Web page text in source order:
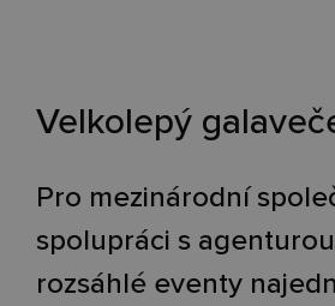
Velkolepý
Pro mezinárodní
spolupráci s
rozsáhlé eventy